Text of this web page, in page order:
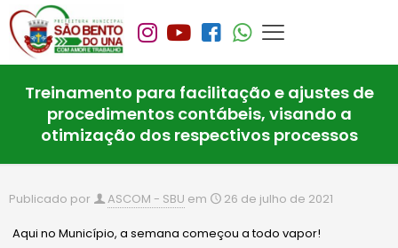
Treinamento para facilitação e ajustes de
procedimentos contábeis, visando a
otimização dos respectivos processos
Publicado por ASCOM - SBU em 26 de julho de 2021
Aqui no Município, a semana começou a todo vapor!